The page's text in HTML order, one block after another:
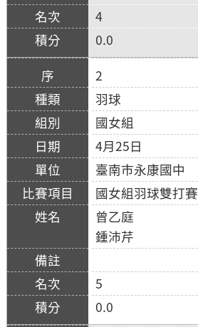
4
0.0
2
羽球
國女組
4月25日
臺南市永康國中
國女組羽球雙打賽
曾乙庭
鍾沛芹
5
0.0